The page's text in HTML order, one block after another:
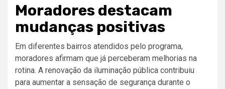
Moradores destacam
mudanças positivas
Em diferentes bairros atendidos pelo programa,
moradores afirmam que já perceberam melhorias na
rotina. A renovação da iluminação pública contribuiu
para aumentar a sensação de segurança durante o